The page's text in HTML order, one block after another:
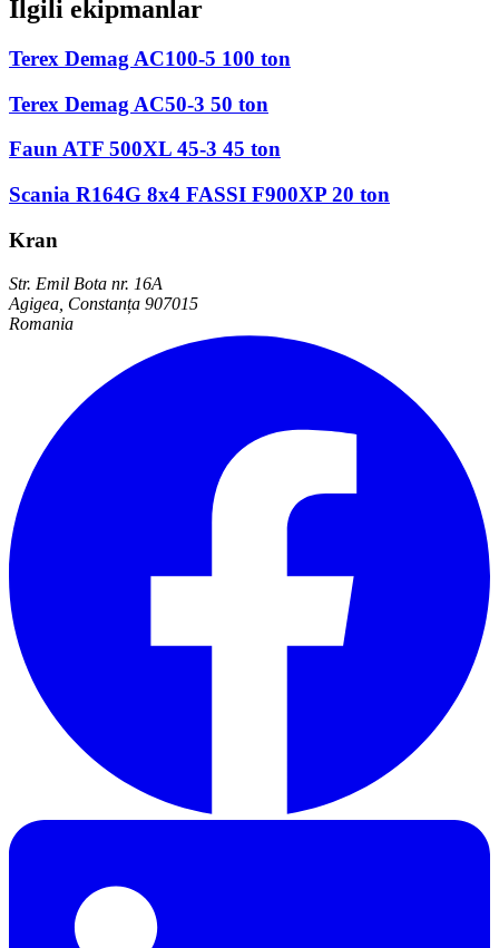
İlgili ekipmanlar
Terex Demag AC100-5 100 ton
Terex Demag AC50-3 50 ton
Faun ATF 500XL 45-3 45 ton
Scania R164G 8x4 FASSI F900XP 20 ton
Kran
Str. Emil Bota nr. 16A
Agigea, Constanța 907015
Romania